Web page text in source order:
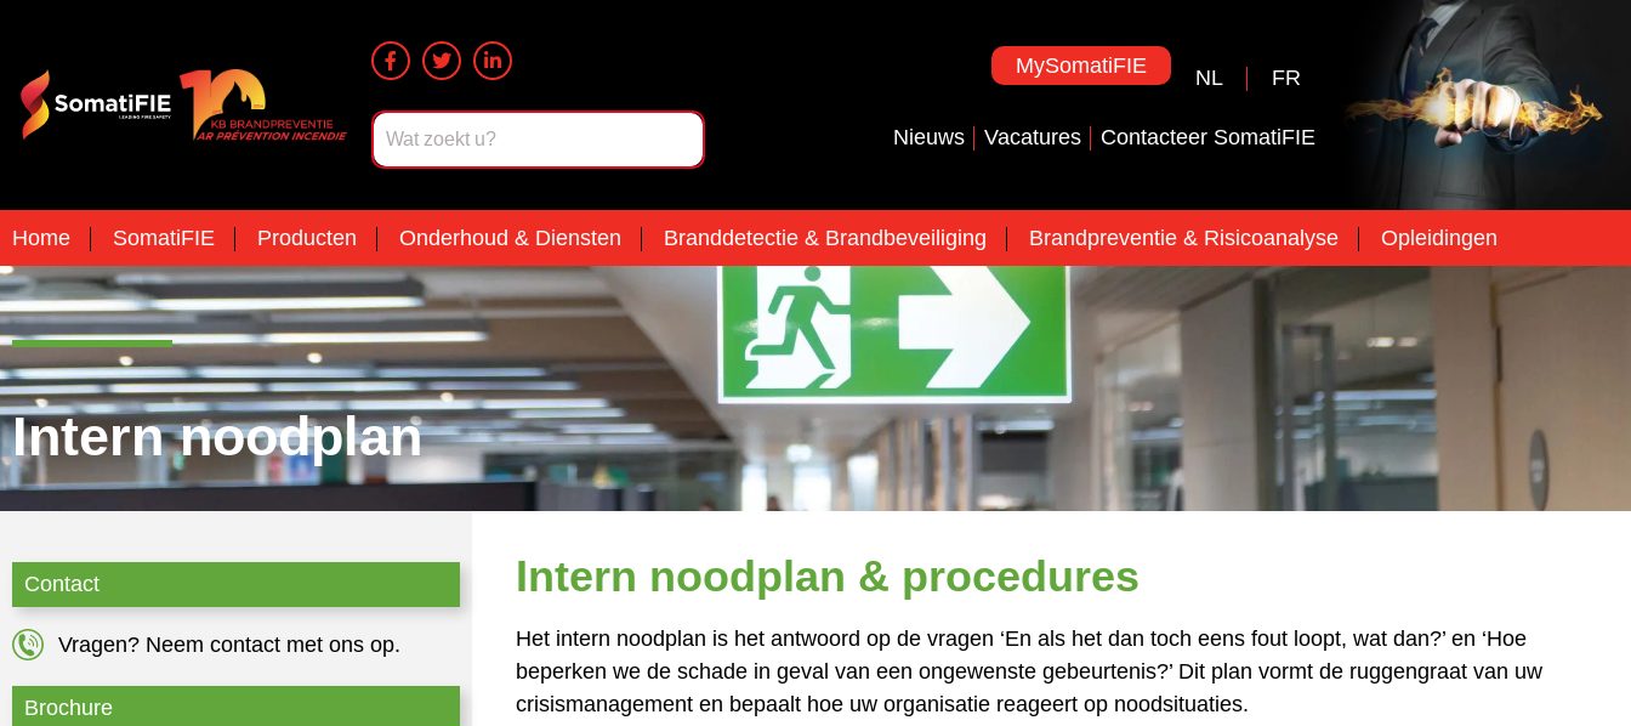
MySomatiFIE NL FR
Nieuws Vacatures Contacteer SomatiFIE
Home SomatiFIE Producten Onderhoud & Diensten Branddetectie & Brandbeveiliging Brandpreventie & Risicoanalyse Opleidingen
Intern noodplan
Contact
Vragen? Neem contact met ons op.
Brochure
Intern noodplan & procedures
Het intern noodplan is het antwoord op de vragen ‘En als het dan toch eens fout loopt, wat dan?’ en ‘Hoe
beperken we de schade in geval van een ongewenste gebeurtenis?’ Dit plan vormt de ruggengraat van uw
crisismanagement en bepaalt hoe uw organisatie reageert op noodsituaties.